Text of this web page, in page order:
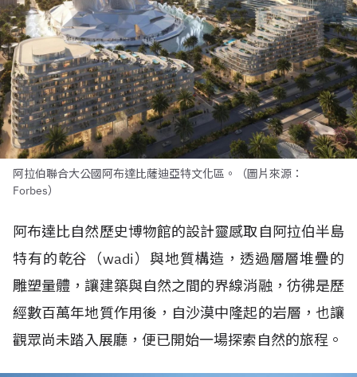
阿拉伯聯合大公國阿布達比薩迪亞特文化區。（圖片來源：
Forbes）
阿布達比自然歷史博物館的設計靈感取自阿拉伯半島
特有的乾谷（wadi）與地質構造，透過層層堆疊的
雕塑量體，讓建築與自然之間的界線消融，彷彿是歷
經數百萬年地質作用後，自沙漠中隆起的岩層，也讓
觀眾尚未踏入展廳，便已開始一場探索自然的旅程。